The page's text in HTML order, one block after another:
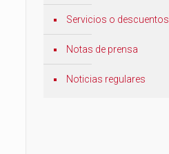
Servicios o descuentos
Notas de prensa
Noticias regulares